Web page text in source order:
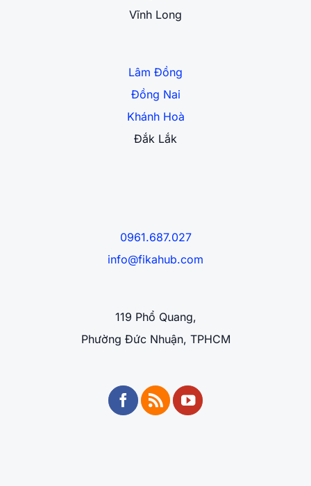
Vĩnh Long
Lâm Đồng
Đồng Nai
Khánh Hoà
Đắk Lắk
0961.687.027
info@fikahub.com
119 Phổ Quang,
Phường Đức Nhuận, TPHCM